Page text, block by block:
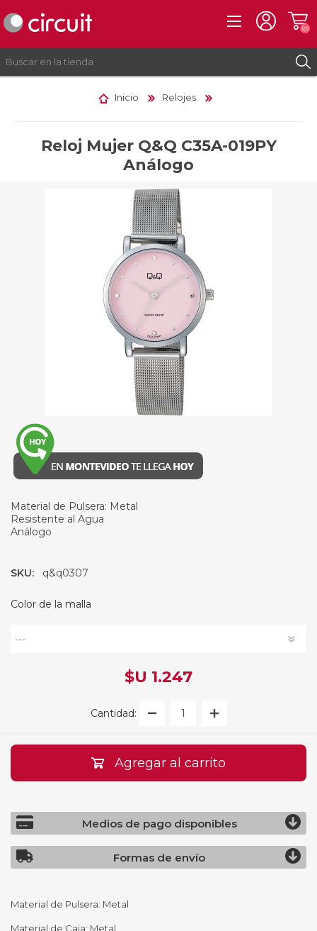
INICIAR SESIÓN
(0)
Inicio Relojes
Reloj Mujer Q&Q C35A-019PY
Análogo
Material de Pulsera: Metal
Resistente al Agua
Análogo
SKU: q&q0307
Color de la malla
$U 1.247
Cantidad:
Agregar al carrito
Medios de pago disponibles
Formas de envío
Material de Pulsera: Metal
Material de Caja: Metal